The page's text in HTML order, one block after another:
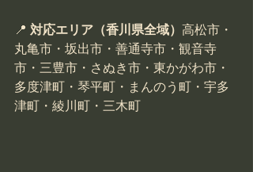
📍 対応エリア（香川県全域） 高松市・
丸亀市・坂出市・善通寺市・観音寺
市・三豊市・さぬき市・東かがわ市・
多度津町・琴平町・まんのう町・宇多
津町・綾川町・三木町